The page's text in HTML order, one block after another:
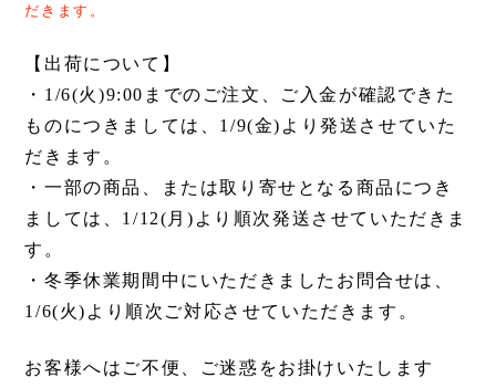
だきます。
【出荷について】
・1/6(火)9:00までのご注文、ご入金が確認できた
ものにつきましては、1/9(金)より発送させていた
だきます。
・一部の商品、または取り寄せとなる商品につき
ましては、 1/12(月) より順次発送させていただきま
す。
・冬季休業期間中にいただきましたお問合せは、
1 /6(火) より順次ご対応させていただきます。
お客様へはご不便、ご迷惑をお掛けいたします